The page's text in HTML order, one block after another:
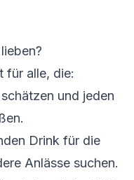
für alle, die:
und jeden
Drink für die
Anlässe suchen.